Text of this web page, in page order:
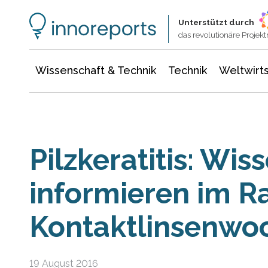
Unterstützt durch
das revolutionäre
Wissenschaft & Technik Technik
Pilzkeratitis:
informieren im
19 August 2016